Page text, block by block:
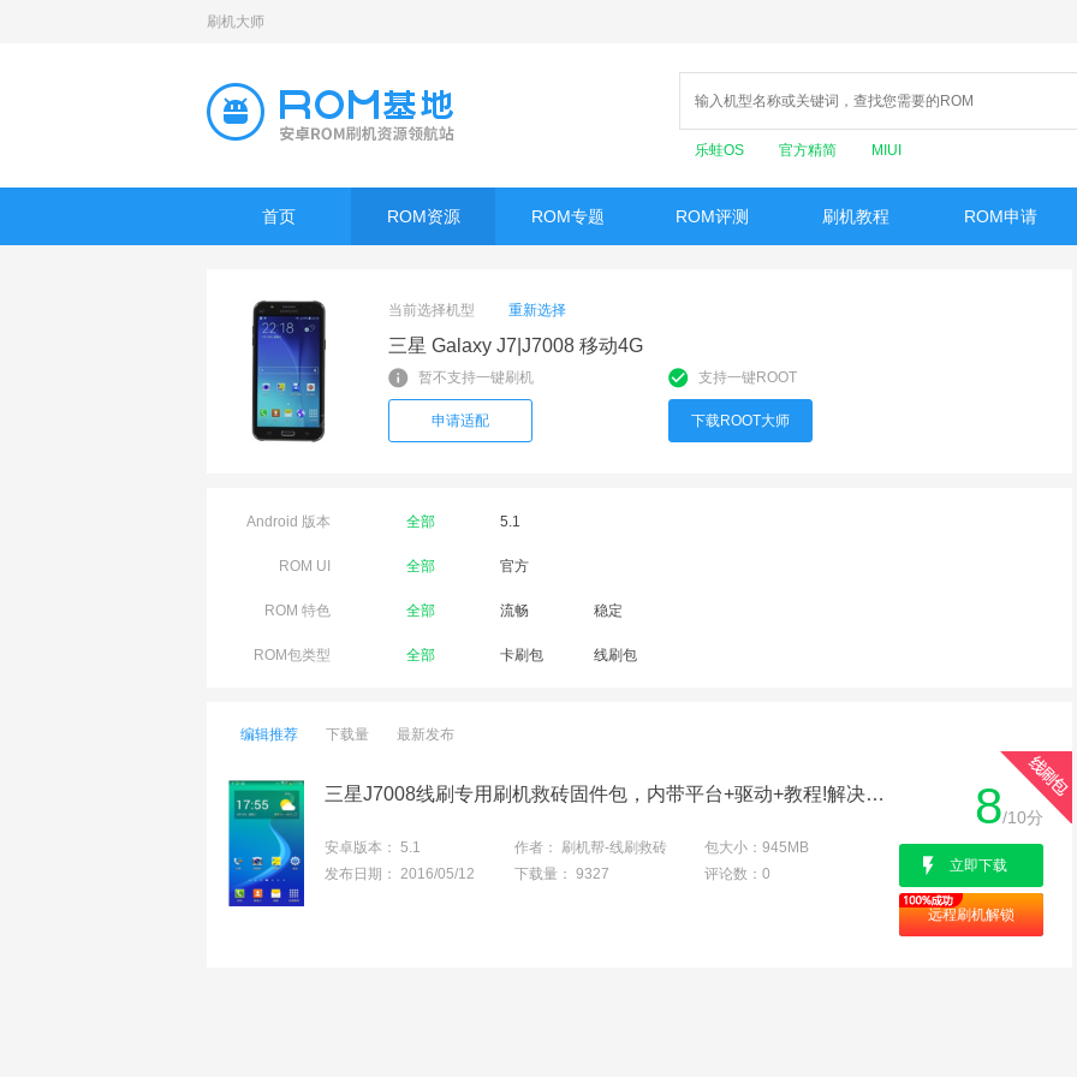
刷机大师
乐蛙OS 官方精简 MIUI
首页 ROM资源 ROM专题 ROM评测 刷机教程 ROM申请
当前选择机型 重新选择
三星 Galaxy J7|J7008 移动4G
暂不支持一键刷机
申请适配
支持一键ROOT
下载ROOT大师
Android 版本 全部 5.1
ROM UI 全部 官方
ROM 特色 全部 流畅 稳定
ROM包类型 全部 卡刷包 线刷包
编辑推荐 下载量 最新发布
三星J7008线刷专用刷机救砖固件包，内带平台+驱动+教程!解决手机黑屏/黑砖/定屏等已测
安卓版本： 5.1 作者： 刷机帮-线刷救砖 包大小： 945MB
发布日期： 2016/05/12 下载量： 9327 评论数： 0
8/10分
立即下载
远程刷机解锁